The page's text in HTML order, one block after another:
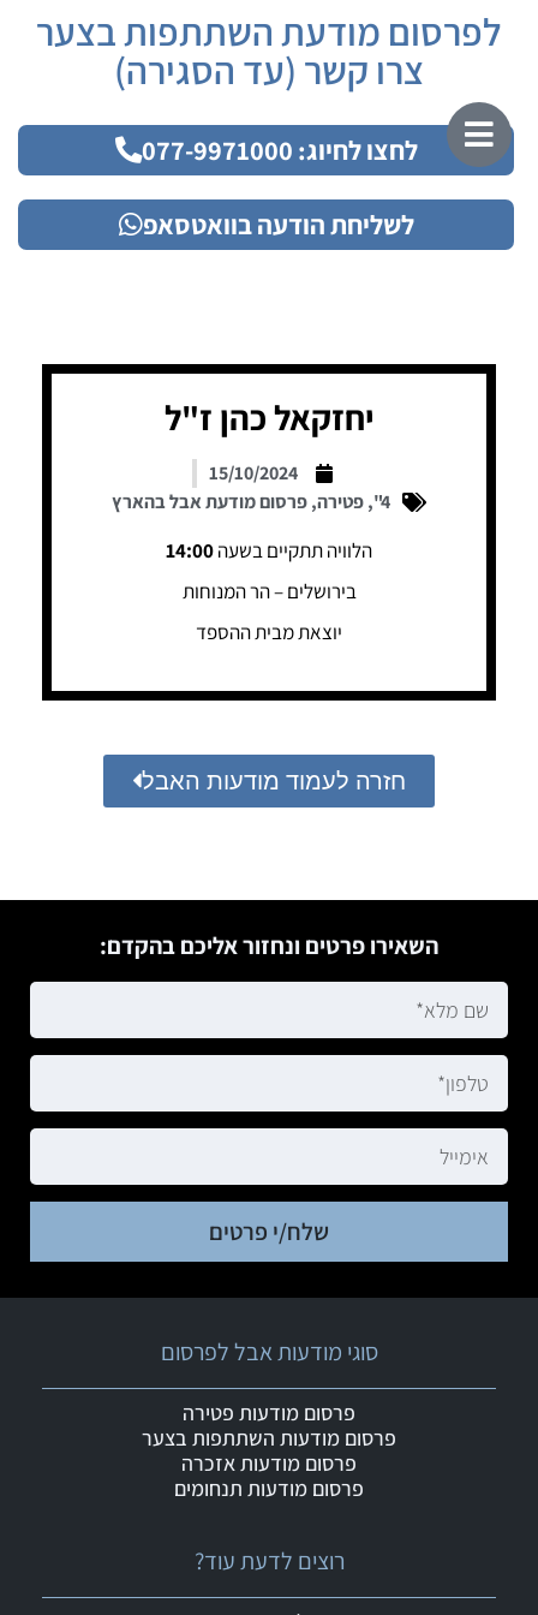
לפרסום מודעת השתתפות בצער
צרו קשר (עד הסגירה)
לחצו לחיוג: 077-9971000
לשליחת הודעה בוואטסאפ
יחזקאל כהן ז"ל
15/10/2024
4"
,פטירה,פרסום מודעת אבל בהארץ
הלוויה תתקיים בשעה14:00
בירושלים – הר המנוחות
יוצאת מבית ההספד
חזרה לעמוד מודעות האבל
השאירו פרטים ונחזור אליכם בהקדם:
שלח/י פרטים
רוצים לדעת עוד?
סוגי מודעות אבל לפרסום
פרסום מודעות פטירה
פרסום מודעות השתתפות בצער
פרסום מודעות אזכרה
פרסום מודעות תנחומים